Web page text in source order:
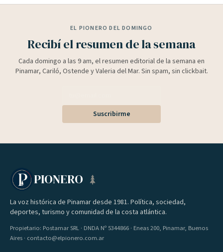
EL PIONERO DEL DOMINGO
Recibí el resumen de la semana
Cada domingo a las 9 am, el resumen editorial de la semana en
Pinamar, Cariló, Ostende y Valeria del Mar. Sin spam, sin clickbait.
Suscribirme
PIONERO
La voz histórica de Pinamar desde 1981. Política, sociedad,
deportes, turismo y comunidad de la costa atlántica.
Propietario: Postamar SRL · DNDA Nº 5344866 · Eneas 200, Pinamar, Buenos
Aires · contacto@elpionero.com.ar